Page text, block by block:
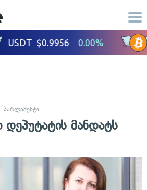
პარლამენტი
მანდატს